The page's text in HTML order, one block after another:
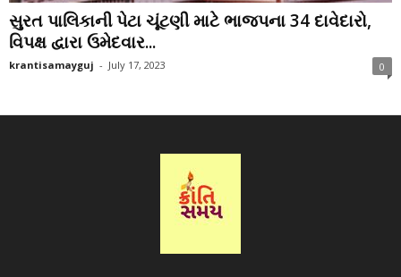
સુરત પાલિકાની પેટા ચૂંટણી માટે ભાજપના 34 દાવેદારો,
વિપક્ષ દ્વારા ઉમેદવાર...
krantisamayguj - July 17, 2023 0